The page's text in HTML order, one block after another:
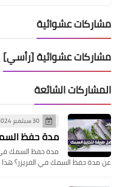
مشاركات عشوائية
مشاركات عشوائية [رأسي]
المشاركات الشائعة
30 سبتمبر 2024
مدة حفظ
مدة حفظ السمك في
عن مدة حفظ السمك في الفريزر؟